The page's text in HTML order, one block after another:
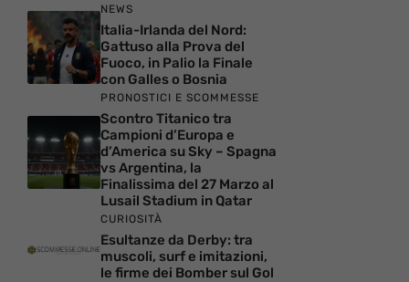
NEWS
Italia-Irlanda del Nord:
Gattuso alla Prova del
Fuoco, in Palio la Finale
con Galles o Bosnia
PRONOSTICI E SCOMMESSE
Scontro Titanico tra
Campioni d’Europa e
d’America su Sky – Spagna
vs Argentina, la
Finalissima del 27 Marzo al
Lusail Stadium in Qatar
CURIOSITÀ
Esultanze da Derby: tra
muscoli, surf e imitazioni,
le firme dei Bomber sul Gol